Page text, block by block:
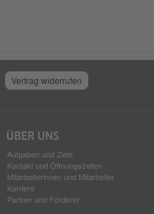
Vertrag widerrufen
ÜBER UNS
Aufgaben und Ziele
Kontakt und Öffnungszeiten
Mitarbeiterinnen und Mitarbeiter
Karriere
Partner und Förderer